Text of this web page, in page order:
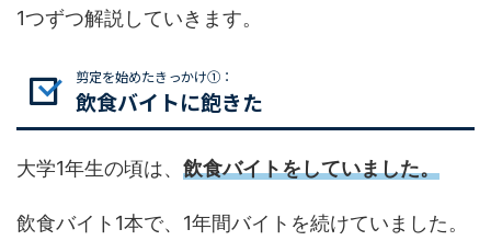
1つずつ解説していきます。
剪定を始めたきっかけ①：
飲食バイトに飽きた
大学1年生の頃は、 飲食バイトをしていました。
飲食バイト1本で、1年間バイトを続けていました。